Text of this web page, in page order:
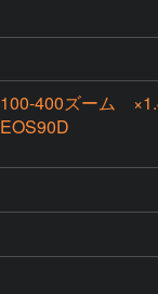
100-400ズーム
EOS90D